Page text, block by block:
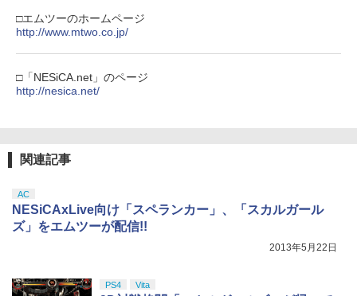
トローラー ミッドナイト ブラック(CFI-
ZCT2J01)
5
￥10,737
4
【純正品】Xbox 充電式バッテリー + US
￥14,141
ボード付) [Blu-ray]
￥10,780
5
『映画 ラブライブ！蓮ノ空女学院スクー
ルアイドルクラブ Bloom Garden Part
□エムツーのホームページ
http://www.mtwo.co.jp/
□「NESiCA.net」のページ
http://nesica.net/
関連記事
AC
NESiCAxLive向け「スペランカー」、「スカルガール
ズ」をエムツーが配信!!
2013年5月22日
PS4 Vita